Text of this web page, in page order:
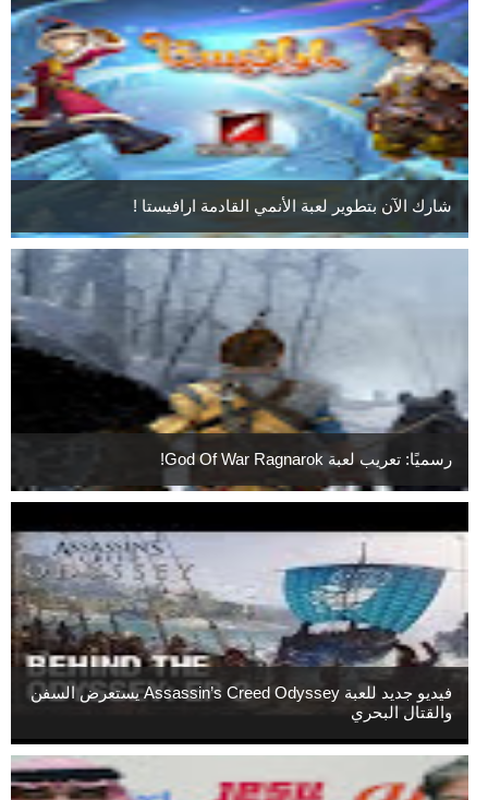
شارك الآن بتطوير لعبة الأنمي القادمة ارافيستا !
رسميًا: تعريب لعبة God Of War Ragnarok!
فيديو جديد للعبة Assassin’s Creed Odyssey يستعرض السفن
والقتال البحري